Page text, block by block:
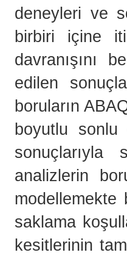
deneyleri ve
birbiri içine
davranışını
edilen
boruların
boyutlu sonlu
sonuçlarıyla
analizlerin
modellemekte
saklama
kesitlerinin